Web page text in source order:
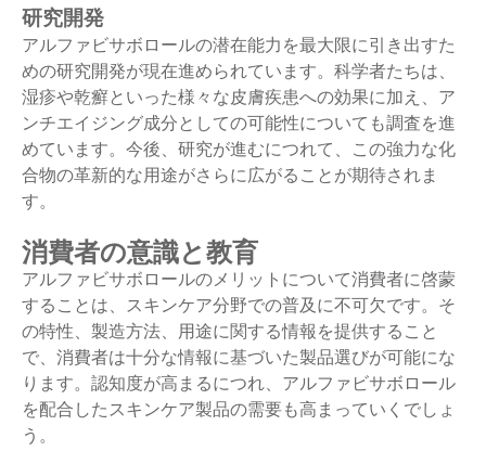
研究開発
アルファビサボロールの潜在能力を最大限に引き出すた
めの研究開発が現在進められています。科学者たちは、
湿疹や乾癬といった様々な皮膚疾患への効果に加え、ア
ンチエイジング成分としての可能性についても調査を進
めています。今後、研究が進むにつれて、この強力な化
合物の革新的な用途がさらに広がることが期待されま
す。
消費者の意識と教育
アルファビサボロールのメリットについて消費者に啓蒙
することは、スキンケア分野での普及に不可欠です。そ
の特性、製造方法、用途に関する情報を提供すること
で、消費者は十分な情報に基づいた製品選びが可能にな
ります。認知度が高まるにつれ、アルファビサボロール
を配合したスキンケア製品の需要も高まっていくでしょ
う。